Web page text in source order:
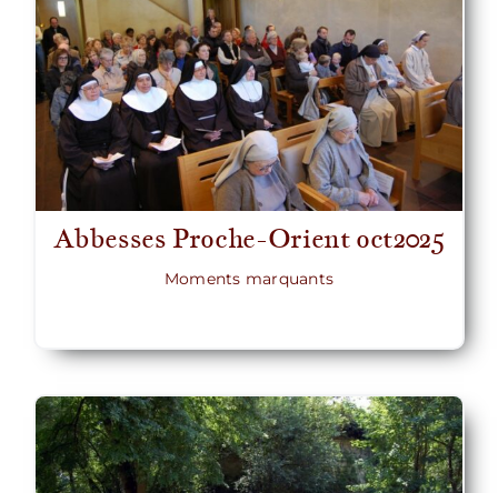
Abbesses Proche-Orient oct2025
Moments marquants